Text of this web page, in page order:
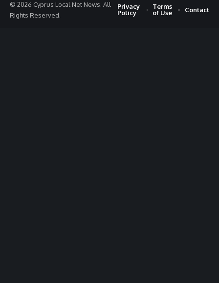
© 2026 Cyprus Local Net News. All
Rights Reserved.
Privacy
Policy
Terms
of Use
Contact